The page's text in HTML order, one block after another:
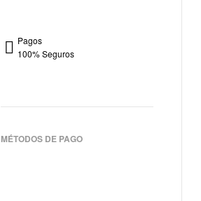
Pagos
100% Seguros
MÉTODOS DE PAGO